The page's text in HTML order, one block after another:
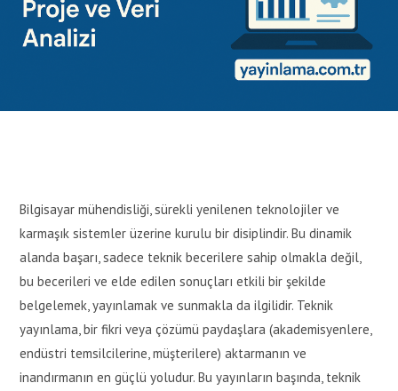
Bilgisayar mühendisliği, sürekli yenilenen teknolojiler ve
karmaşık sistemler üzerine kurulu bir disiplindir. Bu dinamik
alanda başarı, sadece teknik becerilere sahip olmakla değil,
bu becerileri ve elde edilen sonuçları etkili bir şekilde
belgelemek, yayınlamak ve sunmakla da ilgilidir. Teknik
yayınlama, bir fikri veya çözümü paydaşlara (akademisyenlere,
endüstri temsilcilerine, müşterilere) aktarmanın ve
inandırmanın en güçlü yoludur. Bu yayınların başında, teknik